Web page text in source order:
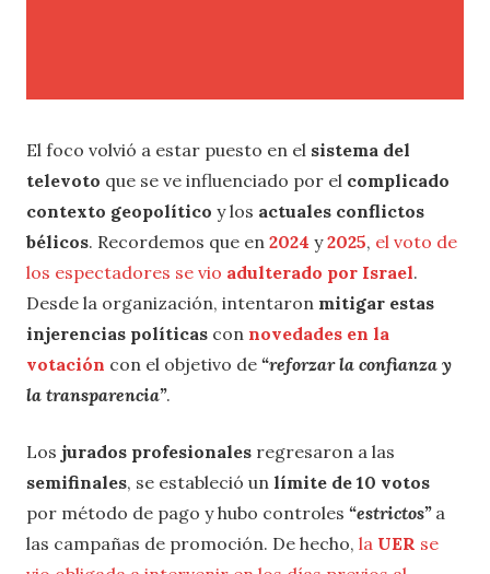
El foco volvió a estar puesto en el sistema del
televoto que se ve influenciado por el complicado
contexto geopolítico y los actuales conflictos
bélicos. Recordemos que en 2024 y2025, el voto de
los espectadores se vio adulterado por Israel.
Desde la organización, intentaron mitigar estas
injerencias políticas con novedades en la
votación con el objetivo de “reforzar la confianza y
la transparencia”.
Los jurados profesionales regresaron a las
semifinales, se estableció un límite de 10 votos
por método de pago y hubo controles “estrictos” a
las campañas de promoción. De hecho, la UER se